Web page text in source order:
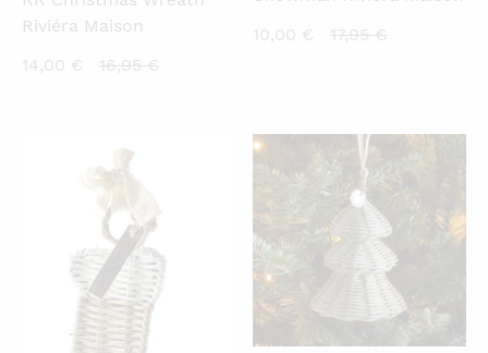
Riviéra Maison
14,00 €
Nykyinen
14,00 €.
16,95€Alkuperäinen
10,00 €
Nykyinen
17,95€
KATSO PIKANÄKYMÄ